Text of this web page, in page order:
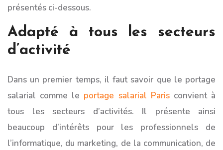
présentés ci-dessous.
Adapté à tous les secteurs
d’activité
Dans un premier temps, il faut savoir que le portage
salarial comme le portage salarial Parisconvient à
tous les secteurs d’activités. Il présente ainsi
beaucoup d’intérêts pour les professionnels de
l’informatique, du marketing, de la communication, de